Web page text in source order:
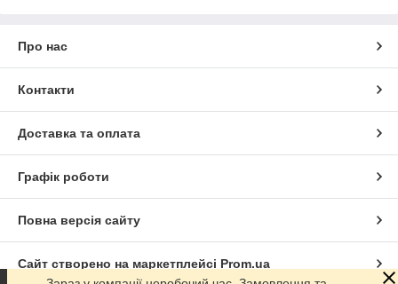
Про нас
Контакти
Доставка та оплата
Графік роботи
Повна версія сайту
Сайт створено на маркетплейсі Prom.ua